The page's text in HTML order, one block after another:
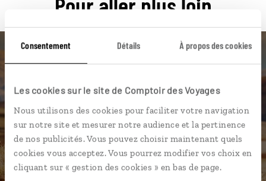
Consentement Détails À propos des cookies
Les cookies sur le site de Comptoir des Voyages
Nous utilisons des cookies pour faciliter votre navigation
sur notre site et mesurer notre audience et la pertinence
de nos publicités. Vous pouvez choisir maintenant quels
cookies vous acceptez. Vous pourrez modifier vos choix en
cliquant sur « gestion des cookies » en bas de page.
Nos 8 idées de voyage
Pérou